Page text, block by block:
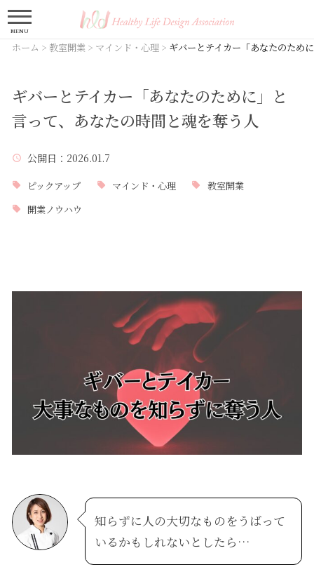
MENU
ホーム > 教室開業 > マインド・心理 > ギバーとテイカー「あなたのため
ギバーとテイカー「あなたのために」と
言って、あなたの時間と魂を奪う人
公開日 ：2026.01.7
ピックアップ マインド・心理
教室開業
開業ノウハウ
知らずに人の大切なものをうばって
いるかもしれないとしたら…